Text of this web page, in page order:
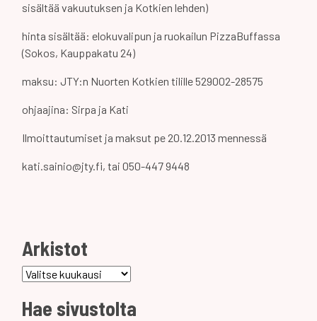
sisältää vakuutuksen ja Kotkien lehden)
hinta sisältää: elokuvalipun ja ruokailun PizzaBuffassa
(Sokos, Kauppakatu 24)
maksu: JTY:n Nuorten Kotkien tilille 529002-28575
ohjaajina: Sirpa ja Kati
Ilmoittautumiset ja maksut pe 20.12.2013 mennessä
kati.sainio@jty.fi, tai 050-447 9448
Arkistot
Arkistot
Hae sivustolta